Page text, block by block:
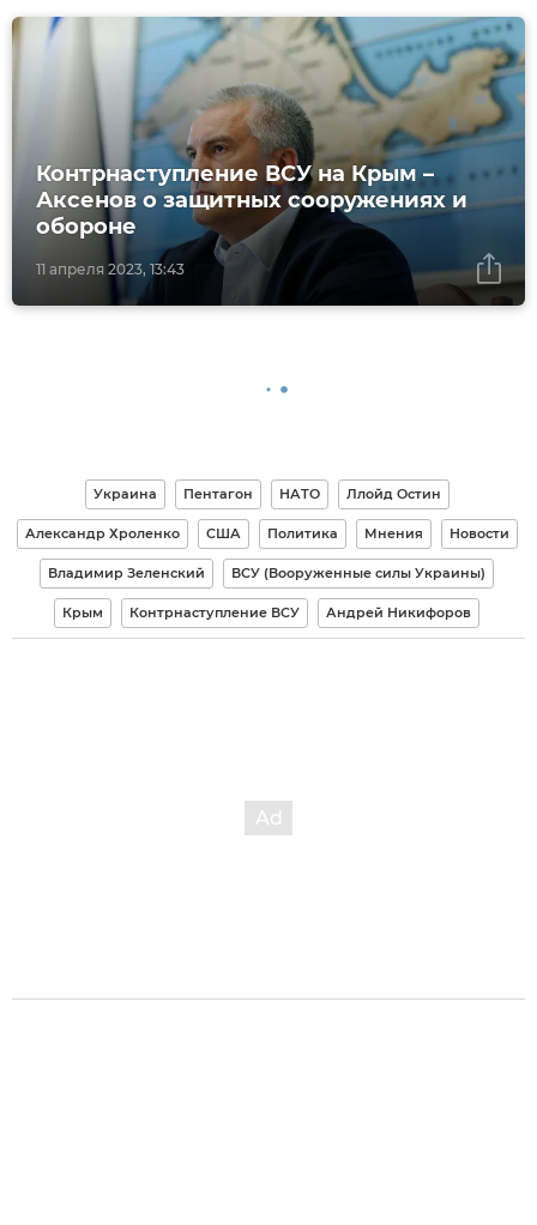
11 апреля 2023, 13:43
Контрнаступление ВСУ на Крым –
Аксенов о защитных сооружениях и
обороне
Украина Пентагон НАТО Ллойд Остин
Александр Хроленко США Политика Мнения Новости
Владимир Зеленский ВСУ (Вооруженные силы Украины)
Крым Контрнаступление ВСУ Андрей Никифоров